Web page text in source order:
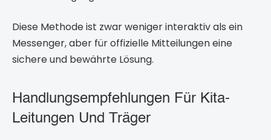
Diese Methode ist zwar weniger interaktiv als ein
Messenger, aber für offizielle Mitteilungen eine
sichere und bewährte Lösung.
Handlungsempfehlungen Für Kita-
Leitungen Und Träger